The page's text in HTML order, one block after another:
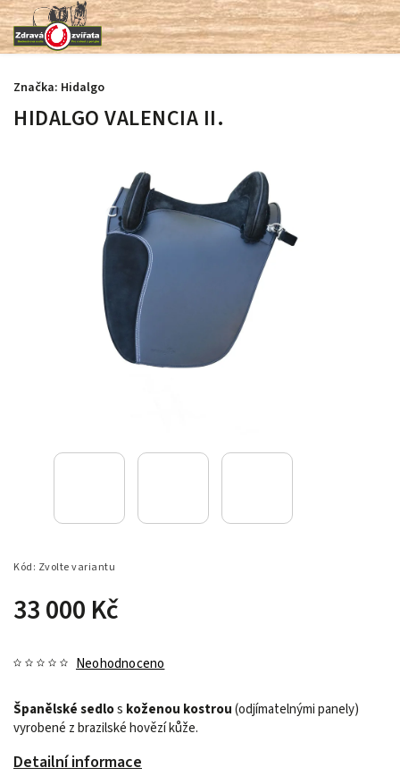
HIDALGO VALENCIA II.
Kód: Zvolte variantu
33 000 Kč
Neohodnoceno
Španělské sedlos koženou kostrou(odjímatelnými panely)
vyrobené z brazilské hovězí kůže.
Detailní informace
Značka: Hidalgo